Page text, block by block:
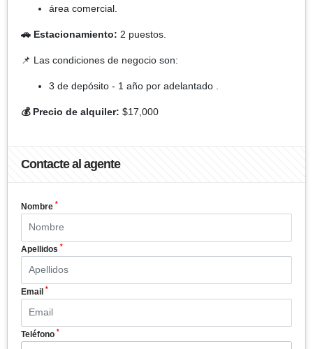
área comercial.
🚗 Estacionamiento: 2 puestos.
📌 Las condiciones de negocio son:
3 de depósito - 1 año por adelantado .
💰 Precio de alquiler: $17,000
Contacte al agente
Nombre *
Apellidos *
Email *
Teléfono *